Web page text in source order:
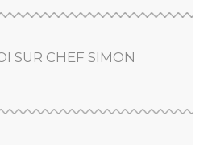
SUR CHEF SIMON